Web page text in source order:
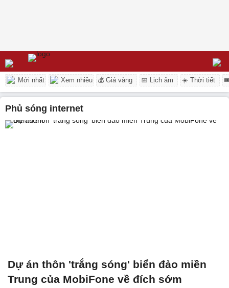
Mới nhất Xem nhiều 💰 Giá vàng 📅 Lịch âm ☀️ Thời tiết
phủ sóng internet
Dự án thôn 'trắng sóng' biển đảo miền
Trung của MobiFone về đích sớm